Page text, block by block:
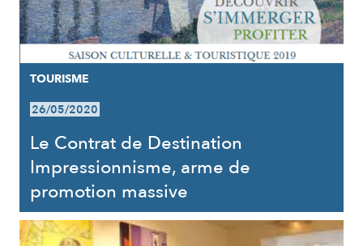
TOURISME
26/05/2020
Le Contrat de Destination
Impressionnisme, arme de
promotion massive